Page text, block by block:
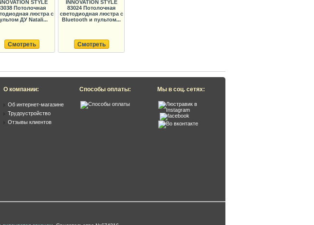
STYLE
Потолочная
люстра с
ДУ Natali...
Смотреть
INNOVATION STYLE
83024 Потолочная
светодиодная люстра с
Bluetooth и пультом...
Смотреть
О компании:
Об интернет-магазине
Трудоустройство
Отзывы клиентов
Способы оплаты: Мы в соц. сетях: